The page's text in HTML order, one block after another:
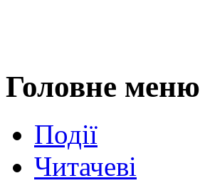
Головне меню
Події
Читачеві